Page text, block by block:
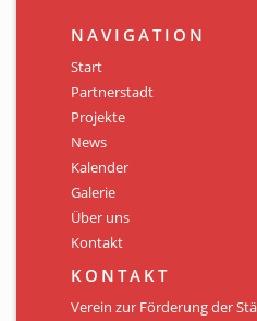
NAVIGATION
Start
Partnerstadt
Projekte
News
Kalender
Galerie
Über uns
Kontakt
KONTAKT
Verein zur Förderung der